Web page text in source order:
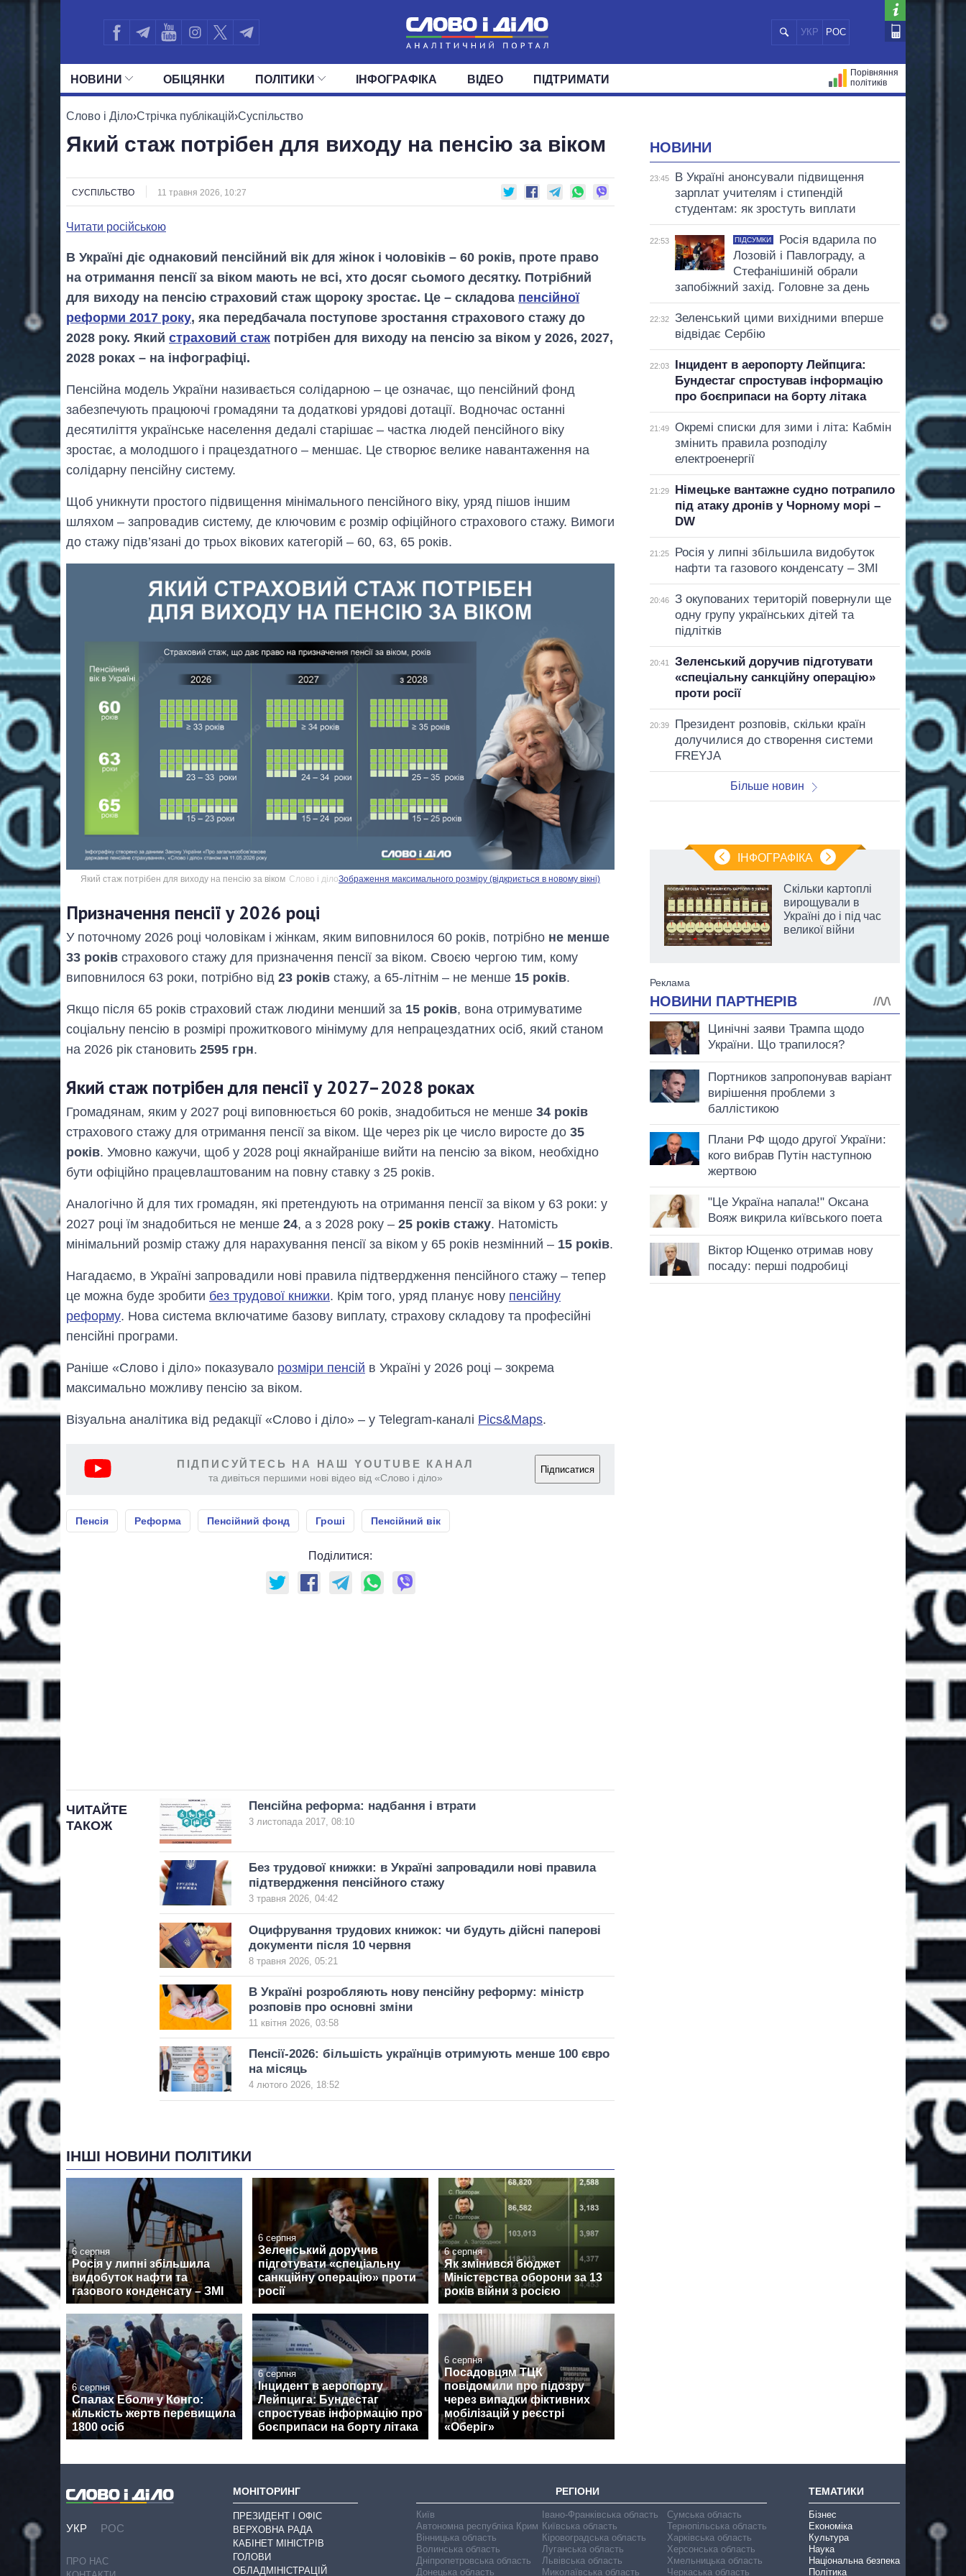
УКР РОС
НОВИНИ
ПОЛІТИКА ЕКОНОМІКА СУСПІЛЬСТВО СВІТ
ОБIЦЯНКИ ПОЛIТИКИ
УСІ ПОЛІТИКИ ПРЕЗИДЕНТ І ОФІС
ДЕПУТАТИ КОМІТЕТИ ФРАКЦІЇ ОКРУГИ
ІНФОГРАФІКА ВІДЕО ПІДТРИМАТИ
Порівняння
політиків
Слово і Діло›Стрічка публікацій›Суспільство
Який стаж потрібен для виходу на пенсію за віком
СУСПІЛЬСТВО 11 травня 2026, 10:27
Читати російською
В Україні діє однаковий пенсійний вік для жінок і чоловіків – 60 років, проте право
на отримання пенсії за віком мають не всі, хто досяг сьомого десятку. Потрібний
для виходу на пенсію страховий стаж щороку зростає. Це – складова пенсійної
реформи 2017 року, яка передбачала поступове зростання страхового стажу до
2028 року. Який страховий стаж потрібен для виходу на пенсію за віком у 2026, 2027,
2028 роках – на інфографіці.
Пенсійна модель України називається солідарною – це означає, що пенсійний фонд
забезпечують працюючі громадяни та додаткові урядові дотації. Водночас останні
десятиліття українське населення дедалі старішає – частка людей пенсійного віку
зростає, а молодшого і працездатного – меншає. Це створює велике навантаження на
солідарну пенсійну систему.
Щоб уникнути простого підвищення мінімального пенсійного віку, уряд пішов іншим
шляхом – запровадив систему, де ключовим є розмір офіційного страхового стажу. Вимоги
до стажу підв’язані до трьох вікових категорій – 60, 63, 65 років.
Який стаж потрібен для виходу на пенсію за віком Слово і ділоЗображення максимального розміру (відкриється в новому вікні)
Призначення пенсії у 2026 році
У поточному 2026 році чоловікам і жінкам, яким виповнилося 60 років, потрібно не менше
33 років страхового стажу для призначення пенсії за віком. Своєю чергою тим, кому
виповнилося 63 роки, потрібно від 23 років стажу, а 65-літнім – не менше 15 років.
Якщо після 65 років страховий стаж людини менший за 15 років, вона отримуватиме
соціальну пенсію в розмірі прожиткового мінімуму для непрацездатних осіб, який станом
на 2026 рік становить 2595 грн.
Який стаж потрібен для пенсії у 2027–2028 роках
Громадянам, яким у 2027 році виповнюється 60 років, знадобиться не менше 34 років
страхового стажу для отримання пенсії за віком. Ще через рік це число виросте до 35
років. Умовно кажучи, щоб у 2028 році якнайраніше вийти на пенсію за віком, необхідно
бути офіційно працевлаштованим на повну ставку з 25 років.
Аналогічно й для тих громадян, які претендують на отримання пенсії за віком у 63 роки: у
2027 році їм знадобиться не менше 24, а з 2028 року – 25 років стажу. Натомість
мінімальний розмір стажу для нарахування пенсії за віком у 65 років незмінний – 15 років.
Нагадаємо, в Україні запровадили нові правила підтвердження пенсійного стажу – тепер
це можна буде зробити без трудової книжки. Крім того, уряд планує нову пенсійну
реформу. Нова система включатиме базову виплату, страхову складову та професійні
пенсійні програми.
Раніше «Слово і діло» показувало розміри пенсій в Україні у 2026 році – зокрема
максимально можливу пенсію за віком.
Візуальна аналітика від редакції «Слово і діло» – у Telegram-каналі Pics&Maps.
ПІДПИСУЙТЕСЬ НА НАШ YOUTUBE КАНАЛ
та дивіться першими нові відео від «Слово і діло»
Підписатися
Пенсія Реформа Пенсійний фонд Гроші Пенсійний вік
Поділитися:
ЧИТАЙТЕ
ТАКОЖ
Пенсійна реформа: надбання і втрати
3 листопада 2017, 08:10
Без трудової книжки: в Україні запровадили нові правила
підтвердження пенсійного стажу
3 травня 2026, 04:42
Оцифрування трудових книжок: чи будуть дійсні паперові
документи після 10 червня
8 травня 2026, 05:21
В Україні розробляють нову пенсійну реформу: міністр
розповів про основні зміни
11 квітня 2026, 03:58
Пенсії-2026: більшість українців отримують менше 100 євро
на місяць
4 лютого 2026, 18:52
ІНШІ НОВИНИ ПОЛІТИКИ
6 серпня
Росія у липні збільшила
видобуток нафти та
газового конденсату – ЗМІ
6 серпня
Зеленський доручив
підготувати «спеціальну
санкційну операцію» проти
росії
6 серпня
Як змінився бюджет
Міністерства оборони за 13
років війни з росією
6 серпня
Спалах Еболи у Конго:
кількість жертв перевищила
1800 осіб
6 серпня
Інцидент в аеропорту
Лейпцига: Бундестаг
спростував інформацію про
боєприпаси на борту літака
6 серпня
Посадовцям ТЦК
повідомили про підозру
через випадки фіктивних
мобілізацій у реєстрі
«Оберіг»
НОВИНИ
23:45
В Україні анонсували підвищення
зарплат учителям і стипендій
студентам: як зростуть виплати
22:53 ПІДСУМКИ
Росія вдарила по
Лозовій і Павлограду, а
Стефанішиній обрали
запобіжний захід. Головне за день
22:32
Зеленський цими вихідними вперше
відвідає Сербію
22:03
Інцидент в аеропорту Лейпцига:
Бундестаг спростував інформацію
про боєприпаси на борту літака
21:49
Окремі списки для зими і літа: Кабмін
змінить правила розподілу
електроенергії
21:29
Німецьке вантажне судно потрапило
під атаку дронів у Чорному морі –
DW
21:25
Росія у липні збільшила видобуток
нафти та газового конденсату – ЗМІ
20:46
З окупованих територій повернули ще
одну групу українських дітей та
підлітків
20:41
Зеленський доручив підготувати
«спеціальну санкційну операцію»
проти росії
20:39
Президент розповів, скільки країн
долучилися до створення системи
FREYJA
Більше новин
ІНФОГРАФІКА
OpenAI та
Anthropic
Скільки картоплі
вирощували в
Україні до і під час
великої війни
УКР РОС
ПРО НАС
МОНІТОРИНГ
ПРЕЗИДЕНТ І ОФІС
ВЕРХОВНА РАДА
КАБІНЕТ МІНІСТРІВ
ГОЛОВИ
ОБЛАДМІНІСТРАЦІЙ
РЕГІОНИ
Київ
Автономна республіка Крим
Вінницька область
Волинська область
Дніпропетровська область
Донецька область
Івано-Франківська область
Київська область
Кіровоградська область
Луганська область
Львівська область
Миколаївська область
Сумська область
Тернопільська область
Харківська область
Херсонська область
Хмельницька область
Черкаська область
ТЕМАТИКИ
Бізнес
Економіка
Культура
Наука
Національна безпека
Політика